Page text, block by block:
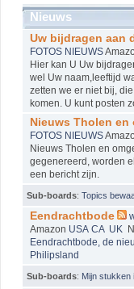
Nieuws
Uw bijdragen aan
FOTOS NIEUWS
Hier kan U Uw
wel Uw naam,leeftijd
zetten we er niet bij,
komen. U kunt posten
Nieuws Tholen en
FOTOS NIEUWS
Nieuws Tholen en
gegenereerd, worden
een bericht zijn.
Sub-boards: Topics
Eendrachtbode
Amazon USA CA UK
Eendrachtbode, de
Philipsland
Sub-boards: Mijn stukken